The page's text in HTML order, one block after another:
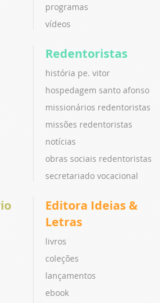
programas
vídeos
Redentoristas
história pe. vitor
hospedagem santo afonso
missionários redentoristas
missões redentoristas
notícias
obras sociais redentoristas
secretariado vocacional
Editora Ideias &
Letras
livros
coleções
lançamentos
ebook